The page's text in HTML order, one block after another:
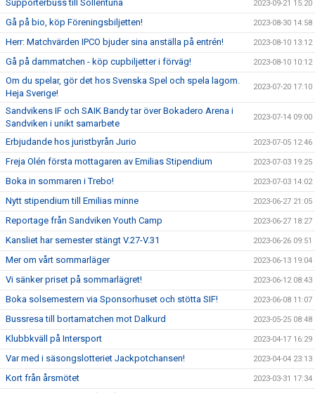
Supporterbuss till Sollentuna 2023-09-21 15:20
Gå på bio, köp Föreningsbiljetten! 2023-08-30 14:58
Herr: Matchvärden IPCO bjuder sina anställa på entrén! 2023-08-10 13:12
Gå på dammatchen - köp cupbiljetter i förväg! 2023-08-10 10:12
Om du spelar, gör det hos Svenska Spel och spela lagom.
Heja Sverige!
2023-07-20 17:10
Sandvikens IF och SAIK Bandy tar över Bokadero Arena i
Sandviken i unikt samarbete
2023-07-14 09:00
Erbjudande hos juristbyrån Jurio 2023-07-05 12:46
Freja Olén första mottagaren av Emilias Stipendium 2023-07-03 19:25
Boka in sommaren i Trebo! 2023-07-03 14:02
Nytt stipendium till Emilias minne 2023-06-27 21:05
Reportage från Sandviken Youth Camp 2023-06-27 18:27
Kansliet har semester stängt V.27-V.31 2023-06-26 09:51
Mer om vårt sommarläger 2023-06-13 19:04
Vi sänker priset på sommarlägret! 2023-06-12 08:43
Boka solsemestern via Sponsorhuset och stötta SIF! 2023-06-08 11:07
Bussresa till bortamatchen mot Dalkurd 2023-05-25 08:48
Klubbkväll på Intersport 2023-04-17 16:29
Var med i säsongslotteriet Jackpotchansen! 2023-04-04 23:13
Kort från årsmötet 2023-03-31 17:34